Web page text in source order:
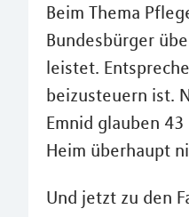
Beim Thema
Bundesbürger
leistet.
beizusteuern ist.
Emnid glauben
Heim überhaupt
Und jetzt zu den